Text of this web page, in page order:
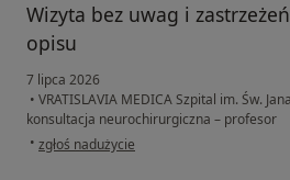
Wizyta bez uwag i
opisu
7 lipca 2026
• VRATISLAVIA MEDICA Szpital im. Św.
konsultacja neurochirurgiczna – profesor
• w opinii użytkownika KĆ
zgłoś nadużycie